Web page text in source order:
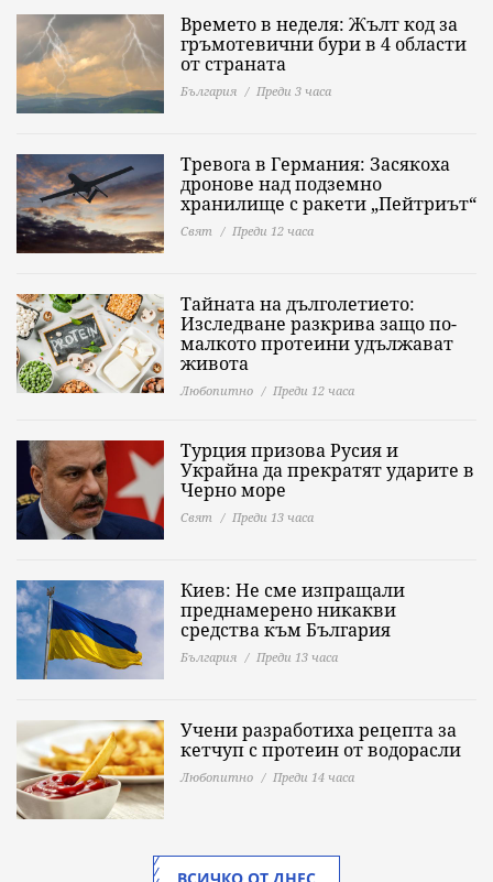
Времето в неделя: Жълт код за
гръмотевични бури в 4 области
от страната
България Преди 3 часа
Тревога в Германия: Засякоха
дронове над подземно
хранилище с ракети „Пейтриът“
Свят Преди 12 часа
Тайната на дълголетието:
Изследване разкрива защо по-
малкото протеини удължават
живота
Любопитно Преди 12 часа
Турция призова Русия и
Украйна да прекратят ударите в
Черно море
Свят Преди 13 часа
Киев: Не сме изпращали
преднамерено никакви
средства към България
България Преди 13 часа
Учени разработиха рецепта за
кетчуп с протеин от водорасли
Любопитно Преди 14 часа